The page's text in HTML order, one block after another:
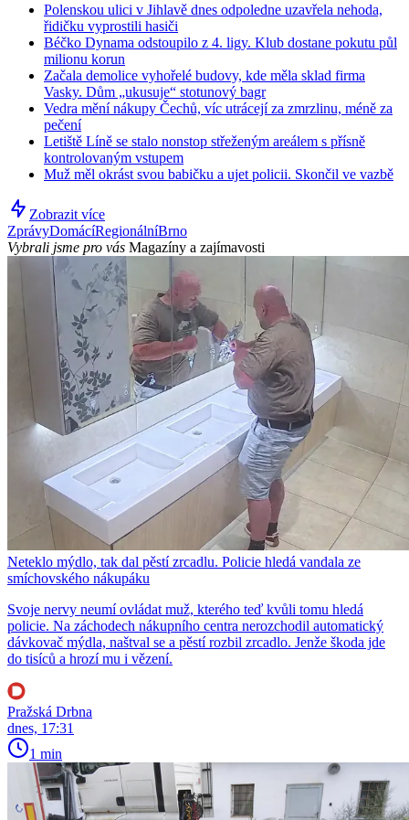
Polenskou ulici v Jihlavě dnes odpoledne uzavřela nehoda,
řidičku vyprostili hasiči
Béčko Dynama odstoupilo z 4. ligy. Klub dostane pokutu půl
milionu korun
Začala demolice vyhořelé budovy, kde měla sklad firma
Vasky. Dům „ukusuje“ stotunový bagr
Vedra mění nákupy Čechů, víc utrácejí za zmrzlinu, méně za
pečení
Letiště Líně se stalo nonstop střeženým areálem s přísně
kontrolovaným vstupem
Muž měl okrást svou babičku a ujet policii. Skončil ve vazbě
Zobrazit více
ZprávyDomácíRegionálníBrno
Vybrali jsme pro vás Magazíny a zajímavosti
Neteklo mýdlo, tak dal pěstí zrcadlu. Policie hledá vandala ze
smíchovského nákupáku
Svoje nervy neumí ovládat muž, kterého teď kvůli tomu hledá
policie. Na záchodech nákupního centra nerozchodil automatický
dávkovač mýdla, naštval se a pěstí rozbil zrcadlo. Jenže škoda jde
do tisíců a hrozí mu i vězení.
Pražská Drbna
dnes, 17:31
1 min